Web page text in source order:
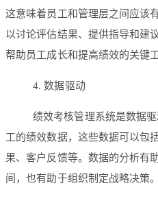
这意味着员工和管理层之间应该
以讨论评估结果、提供指导和建
帮助员工成长和提高绩效的关键工
4. 数据驱动
绩效考核管理系统是数据
工的绩效数据，这些数据可以包
果、客户反馈等。数据的分析有
间，也有助于组织制定战略决策。